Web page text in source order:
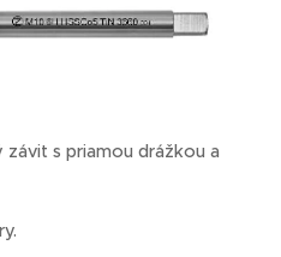
s priamou drážkou a